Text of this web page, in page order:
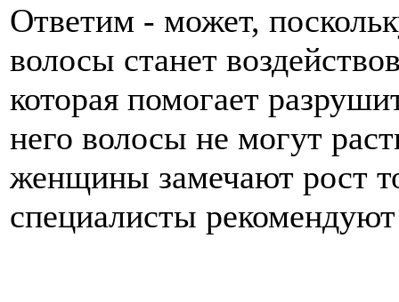
Ответим - может,
волосы станет
которая помогает
него волосы не могут
женщины замечают рост
специалисты